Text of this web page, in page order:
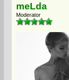
meLda
Moderator